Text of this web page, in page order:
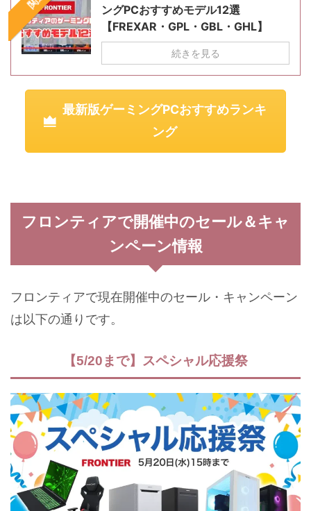
ングPCおすすめモデル12選
【FREXAR・GPL・GBL・GHL】
続きを見る
最新版ゲーミングPCおすすめランキ
ング
フロンティアで開催中のセール＆キャ
ンペーン情報
フロンティアで現在開催中のセール・キャンペーン
は以下の通りです。
【5/20まで】スペシャル応援祭